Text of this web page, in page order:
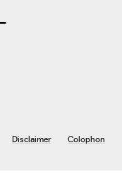
Disclaimer Colophon